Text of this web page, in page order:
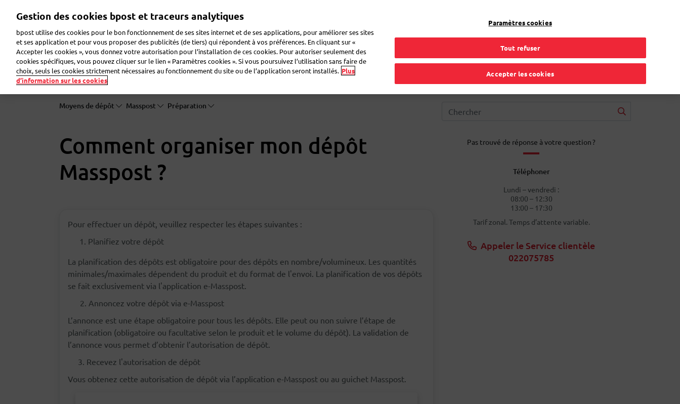
principal
Professionnel
Faire de la publicité Envoyer des colis Envoyer du courrier Recevoir du courrier Logistique FAQ eShop
Moyens de dépôt Masspost Préparation
Comment organiser mon dépôt
Masspost ?
Pour effectuer un dépôt, veuillez respecter les étapes suivantes :
Planifiez votre dépôt
La planification des dépôts est obligatoire pour des dépôts en nombre/volumineux. Les quantités
minimales/maximales dépendent du produit et du format de l'envoi. La planification de vos dépôts
se fait exclusivement via l'application e-Masspost.
2. Annoncez votre dépôt via e-Masspost
L’annonce est une étape obligatoire pour tous les dépôts. Elle peut ou non suivre l’étape de
planification (obligatoire ou facultative selon le produit et le volume du dépôt). La validation de
l’annonce vous permet d’obtenir l’autorisation de dépôt.
3. Recevez l'autorisation de dépôt
Vous obtenez cette autorisation de dépôt via l’application e-Masspost ou au guichet Masspost.
Pas trouvé de réponse à votre question ?
Téléphoner
Lundi – vendredi :
08:00 – 12:30
13:00 – 17:30
Tarif zonal. Temps d’attente variable.
Appeler le Service clientèle
022075785
Gestion des cookies bpost et traceurs analytiques
bpost utilise des cookies pour le bon fonctionnement de ses sites internet et de ses applications, pour améliorer ses sites
et ses application et pour vous proposer des publicités (de tiers) qui répondent à vos préférences. En cliquant sur «
Accepter les cookies », vous donnez votre autorisation pour l’installation de ces cookies. Pour autoriser seulement des
cookies spécifiques, vous pouvez cliquer sur le lien « Paramètres cookies ». Si vous poursuivez l’utilisation sans faire de
choix, seuls les cookies strictement nécessaires au fonctionnement du site ou de l’application seront installés. Plus
d’information sur les cookies
Paramètres cookies
Tout refuser
Accepter les cookies